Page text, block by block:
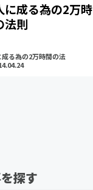
に成る為の2万時
法則
る為の2万時間の法
探す